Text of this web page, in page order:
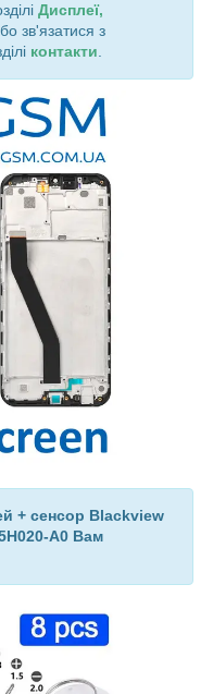
Дисплеї,
зв'язатися з
контакти
+ сенсор Blackview
A0 Вам